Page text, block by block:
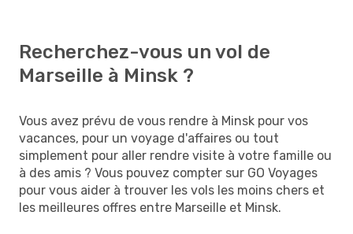
Recherchez-vous un vol de
Marseille à Minsk ?
Vous avez prévu de vous rendre à Minsk pour vos
vacances, pour un voyage d'affaires ou tout
simplement pour aller rendre visite à votre famille ou
à des amis ? Vous pouvez compter sur GO Voyages
pour vous aider à trouver les vols les moins chers et
les meilleures offres entre Marseille et Minsk.